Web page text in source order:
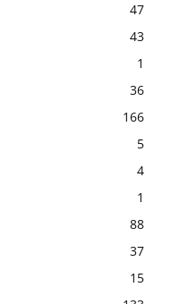
47
43
1
36
166
5
4
1
88
37
15